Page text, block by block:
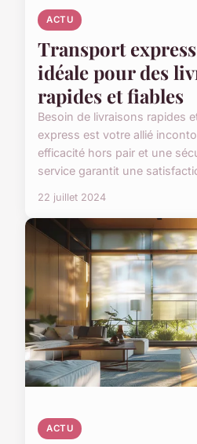
ACTU
Transport
idéale pour des
rapides et fiables
Besoin de livraisons rapides
express est votre allié
efficacité hors pair et une
service garantit une
22 juillet 2024
ACTU